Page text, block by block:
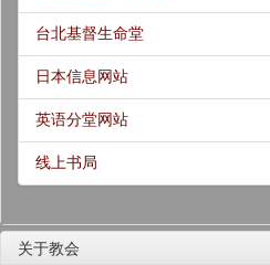
台北基督生命堂
日本信息网站
英语分堂网站
线上书局
关于教会